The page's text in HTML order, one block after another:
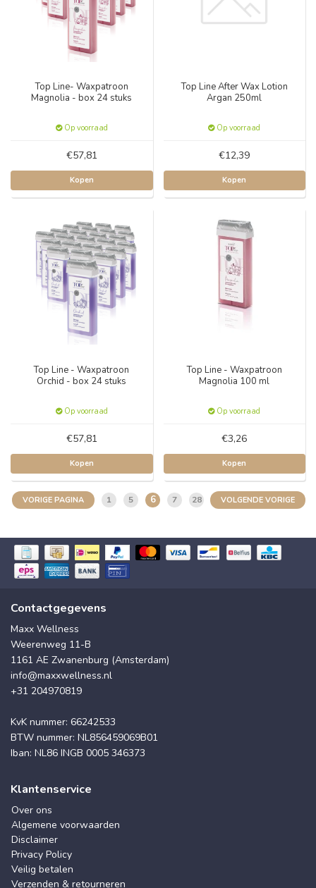
Top Line- Waxpatroon
Magnolia - box 24 stuks
Op voorraad
€57,81
Kopen
Top Line After Wax Lotion
Argan 250ml
Op voorraad
€12,39
Kopen
Top Line - Waxpatroon
Orchid - box 24 stuks
Op voorraad
€57,81
Kopen
Top Line - Waxpatroon
Magnolia 100 ml
Op voorraad
€3,26
Kopen
VORIGE PAGINA 1 5 6 7 28 VOLGENDE VORIGE
Contactgegevens
Maxx Wellness
Weerenweg 11-B
1161 AE Zwanenburg (Amsterdam)
info@maxxwellness.nl
+31 204970819
KvK nummer: 66242533
BTW nummer: NL856459069B01
Iban: NL86 INGB 0005 346373
Klantenservice
Over ons
Algemene voorwaarden
Disclaimer
Privacy Policy
Veilig betalen
Verzenden & retourneren